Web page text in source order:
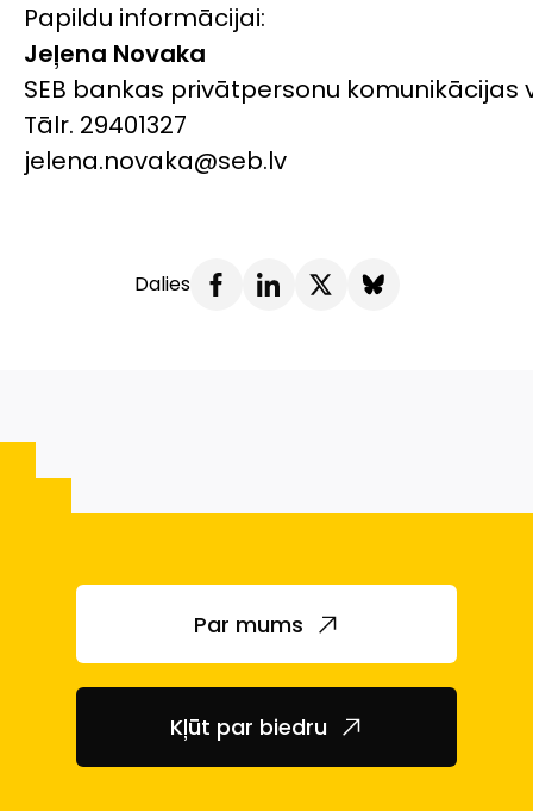
Papildu informācijai:
Jeļena Novaka
SEB bankas privātpersonu komunikācijas
Tālr. 29401327
jelena.novaka@seb.lv
Dalies
Par mums
Kļūt par biedru